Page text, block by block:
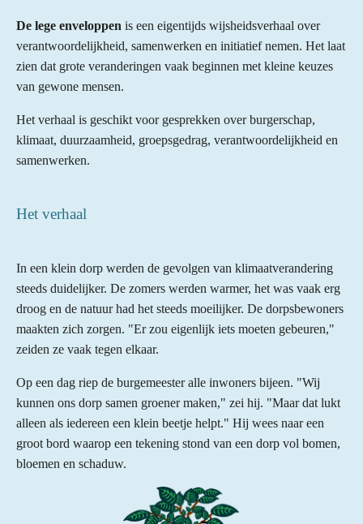
De lege enveloppen is een eigentijds wijsheidsverhaal over
verantwoordelijkheid, samenwerken en initiatief nemen. Het laat
zien dat grote veranderingen vaak beginnen met kleine keuzes
van gewone mensen.
Het verhaal is geschikt voor gesprekken over burgerschap,
klimaat, duurzaamheid, groepsgedrag, verantwoordelijkheid en
samenwerken.
Het verhaal
In een klein dorp werden de gevolgen van klimaatverandering
steeds duidelijker. De zomers werden warmer, het was vaak erg
droog en de natuur had het steeds moeilijker. De dorpsbewoners
maakten zich zorgen. "Er zou eigenlijk iets moeten gebeuren,"
zeiden ze vaak tegen elkaar.
Op een dag riep de burgemeester alle inwoners bijeen. "Wij
kunnen ons dorp samen groener maken," zei hij. "Maar dat lukt
alleen als iedereen een klein beetje helpt." Hij wees naar een
groot bord waarop een tekening stond van een dorp vol bomen,
bloemen en schaduw.